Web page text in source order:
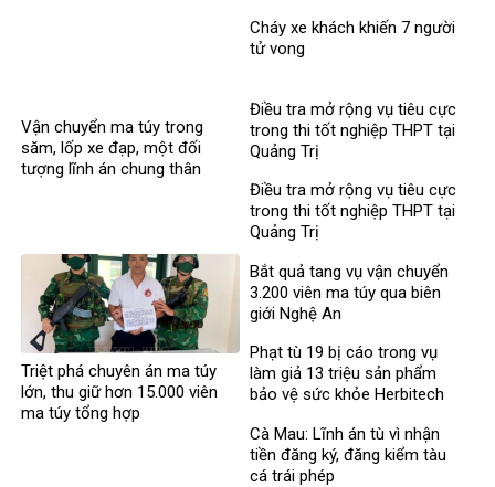
Vận chuyển ma túy trong
săm, lốp xe đạp, một đối
tượng lĩnh án chung thân
Cháy xe khách khiến 7 người
tử vong​
Điều tra mở rộng vụ tiêu cực
trong thi tốt nghiệp THPT tại
Quảng Trị
Điều tra mở rộng vụ tiêu cực
trong thi tốt nghiệp THPT tại
Quảng Trị
Triệt phá chuyên án ma túy
lớn, thu giữ hơn 15.000 viên
ma túy tổng hợp
Bắt quả tang vụ vận chuyển
3.200 viên ma túy qua biên
giới Nghệ An
Phạt tù 19 bị cáo trong vụ
làm giả 13 triệu sản phẩm
bảo vệ sức khỏe Herbitech
Cà Mau: Lĩnh án tù vì nhận
tiền đăng ký, đăng kiểm tàu
cá trái phép